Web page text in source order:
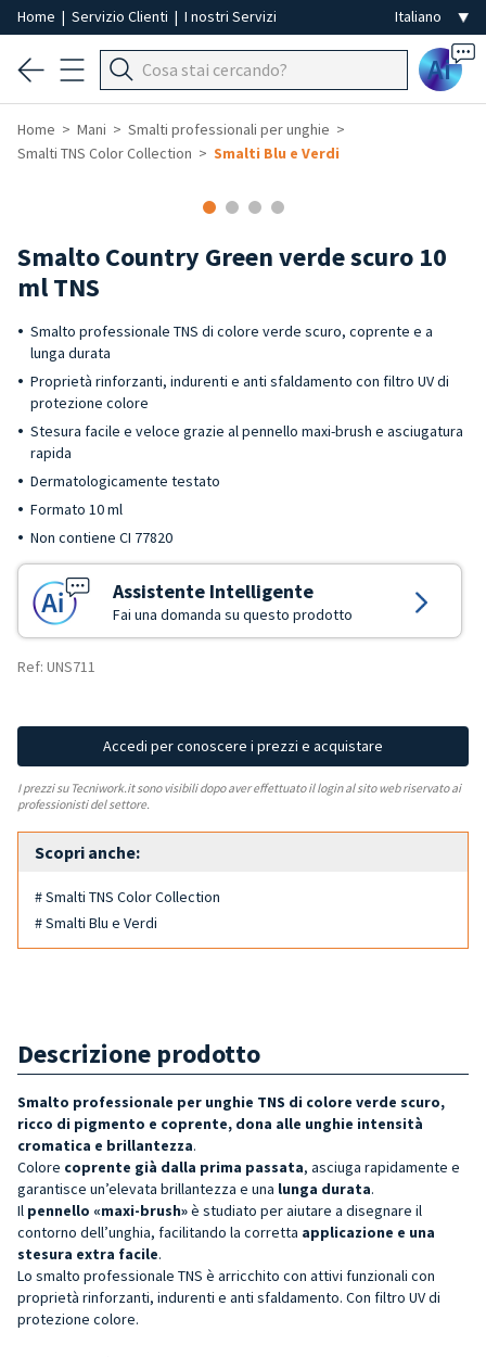
Home | Servizio Clienti | I nostri Servizi
Ai
Home Mani
Smalti professionali per unghie
Smalti TNS Color Collection
Smalti Blu e Verdi
Smalto Country Green verde scuro 10
ml TNS
Smalto professionale TNS di colore verde scuro, coprente e a
lunga durata
Proprietà rinforzanti, indurenti e anti sfaldamento con filtro UV di
protezione colore
Stesura facile e veloce grazie al pennello maxi-brush e asciugatura
rapida
Dermatologicamente testato
Formato 10 ml
Non contiene CI 77820
Assistente Intelligente
Fai una domanda su questo prodotto
Ref: UNS711
Accedi per conoscere i prezzi e acquistare
I prezzi su Tecniwork.it sono visibili dopo aver effettuato il login al sito web riservato ai
professionisti del settore.
Scopri anche:
# Smalti TNS Color Collection
# Smalti Blu e Verdi
Descrizione prodotto
Smalto professionale per unghie TNS di colore verde scuro,
ricco di pigmento e coprente, dona alle unghie intensità
cromatica e brillantezza.
Colore coprente già dalla prima passata, asciuga rapidamente e
garantisce un’elevata brillantezza e una lunga durata.
Il pennello «maxi-brush»è studiato per aiutare a disegnare il
contorno dell’unghia, facilitando la corretta applicazione e una
stesura extra facile.
Lo smalto professionale TNS è arricchito con attivi funzionali con
proprietà rinforzanti, indurenti e anti sfaldamento. Con filtro UV di
protezione colore.